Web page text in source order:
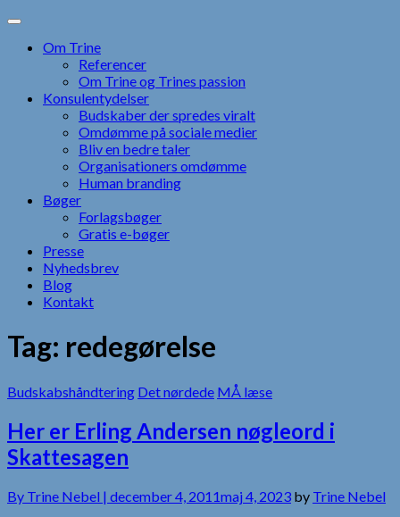
Skip
contentOm Trine
Referencer
Om Trine og Trines passion
Konsulentydelser
Budskaber der spredes viralt
Omdømme på sociale medier
Bliv en bedre taler
Organisationers omdømme
Human branding
Bøger
Forlagsbøger
Gratis e-bøger
Presse
Nyhedsbrev
Blog
Kontakt
Tag: redegørelse
Budskabshåndtering Det nørdede MÅ læse
Her er Erling Andersen nøgleord i
Skattesagen
By Trine Nebel | december 4, 2011maj 4, 2023 by Trine Nebel